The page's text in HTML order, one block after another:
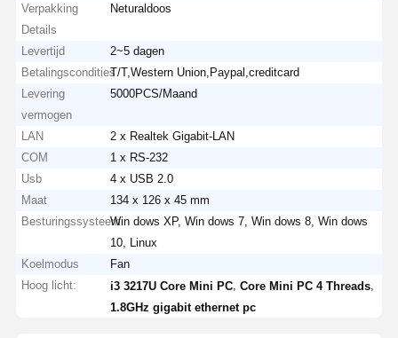
Verpakking
Details
Neturaldoos
Levertijd
2~5 dagen
BetalingsconditiesT/T,Western Union,Paypal,creditcard
Levering
vermogen
5000PCS/Maand
LAN
2 x Realtek Gigabit-LAN
COM
1 x RS-232
Usb
4 x USB 2.0
Maat
134 x 126 x 45 mm
BesturingssysteemWin dows XP, Win dows 7, Win dows 8, Win dows
10, Linux
Koelmodus
Fan
Hoog licht:
i3 3217U Core Mini PC ,Core Mini PC 4 Threads
1.8GHz gigabit ethernet pc